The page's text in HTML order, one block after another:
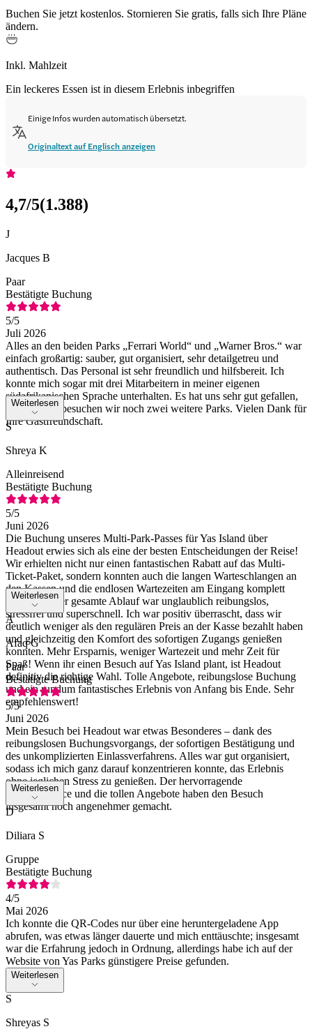
Buchen Sie jetzt kostenlos. Stornieren Sie gratis, falls sich Ihre Pläne
ändern.
Inkl. Mahlzeit
Ein leckeres Essen ist in diesem Erlebnis inbegriffen
Einige Infos wurden automatisch übersetzt.
Originaltext auf Englisch anzeigen
4,7/5(1.388)
J
Jacques B
Paar
Bestätigte Buchung
5/5
Juli 2026
Alles an den beiden Parks „Ferrari World“ und „Warner Bros.“ war
einfach großartig: sauber, gut organisiert, sehr detailgetreu und
authentisch. Das Personal ist sehr freundlich und hilfsbereit. Ich
konnte mich sogar mit drei Mitarbeitern in meiner eigenen
südafrikanischen Sprache unterhalten. Es hat uns sehr gut gefallen,
und morgen besuchen wir noch zwei weitere Parks. Vielen Dank für
Ihre Gastfreundschaft.
Weiterlesen
S
Shreya K
Alleinreisend
Bestätigte Buchung
5/5
Juni 2026
Die Buchung unseres Multi-Park-Passes für Yas Island über
Headout erwies sich als eine der besten Entscheidungen der Reise!
Wir erhielten nicht nur einen fantastischen Rabatt auf das Multi-
Ticket-Paket, sondern konnten auch die langen Warteschlangen an
den Kassen und die endlosen Wartezeiten am Eingang komplett
umgehen. Der gesamte Ablauf war unglaublich reibungslos,
stressfrei und superschnell. Ich war positiv überrascht, dass wir
deutlich weniger als den regulären Preis an der Kasse bezahlt haben
und gleichzeitig den Komfort des sofortigen Zugangs genießen
konnten. Mehr Ersparnis, weniger Wartezeit und mehr Zeit für
Spaß! Wenn ihr einen Besuch auf Yas Island plant, ist Headout
definitiv die richtige Wahl. Tolle Angebote, reibungslose Buchung
und ein rundum fantastisches Erlebnis von Anfang bis Ende. Sehr
empfehlenswert!
Weiterlesen
A
Afaq G
Paar
Bestätigte Buchung
5/5
Juni 2026
Mein Besuch bei Headout war etwas Besonderes – dank des
reibungslosen Buchungsvorgangs, der sofortigen Bestätigung und
des unkomplizierten Einlassverfahrens. Alles war gut organisiert,
sodass ich mich ganz darauf konzentrieren konnte, das Erlebnis
ohne jeglichen Stress zu genießen. Der hervorragende
Kundenservice und die tollen Angebote haben den Besuch
insgesamt noch angenehmer gemacht.
Weiterlesen
D
Diliara S
Gruppe
Bestätigte Buchung
4/5
Mai 2026
Ich konnte die QR-Codes nur über eine heruntergeladene App
abrufen, was etwas länger dauerte und mich enttäuschte; insgesamt
war die Erfahrung jedoch in Ordnung, allerdings habe ich auf der
Website von Yas Parks günstigere Preise gefunden.
Weiterlesen
S
Shreyas S